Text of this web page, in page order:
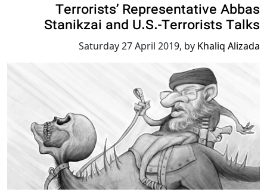
Terrorists’ Representative Abbas
Stanikzai and U.S.-Terrorists Talks
Saturday 27 April 2019, by Khaliq Alizada